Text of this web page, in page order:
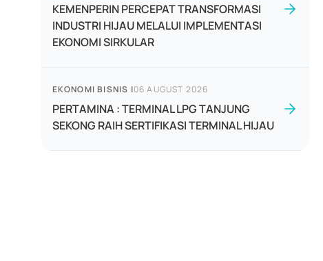
KEMENPERIN PERCEPAT TRANSFORMASI
INDUSTRI HIJAU MELALUI IMPLEMENTASI
EKONOMI SIRKULAR
EKONOMI BISNIS |06 AUGUST 2026
PERTAMINA : TERMINAL LPG TANJUNG
SEKONG RAIH SERTIFIKASI TERMINAL HIJAU